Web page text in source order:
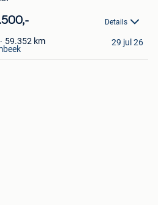
Details
59.352 km 29 jul 26